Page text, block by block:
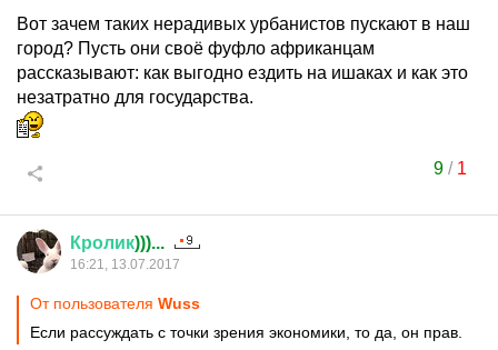
Вот зачем таких нерадивых урбанистов пускают в наш
город? Пусть они своё фуфло африканцам
рассказывают: как выгодно ездить на ишаках и как это
незатратно для государства.
9/ 1
Кролик)))...
16:21, 13.07.2017
От пользователя Wuss
Если рассуждать с точки зрения экономики, то да, он прав.